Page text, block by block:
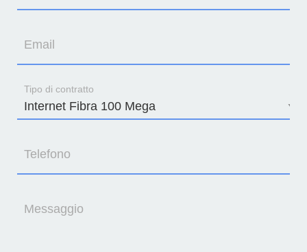
Email
Tipo di contratto
Telefono
Messaggio